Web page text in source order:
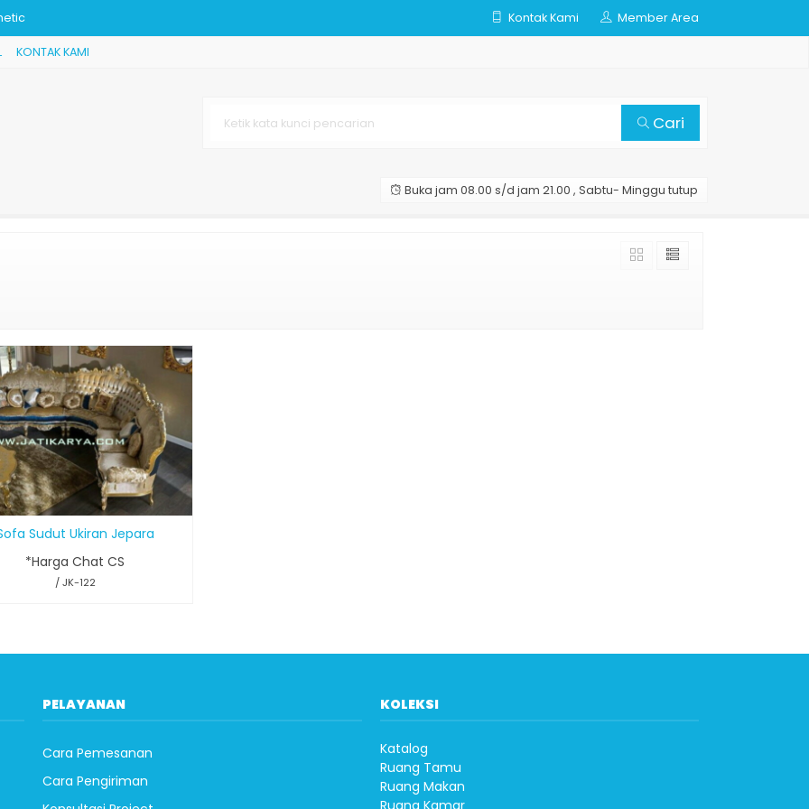
Kontak Kami Member Area
KONTAK KAMI
Cari
Buka jam 08.00 s/d jam 21.00 , Sabtu- Minggu tutup
Sudut Ukiran Jepara
*Harga Chat CS
/ JK-122
PELAYANAN
Cara Pemesanan
Cara Pengiriman
KOLEKSI
Katalog
Ruang Tamu
Ruang Makan
Ruang Kamar